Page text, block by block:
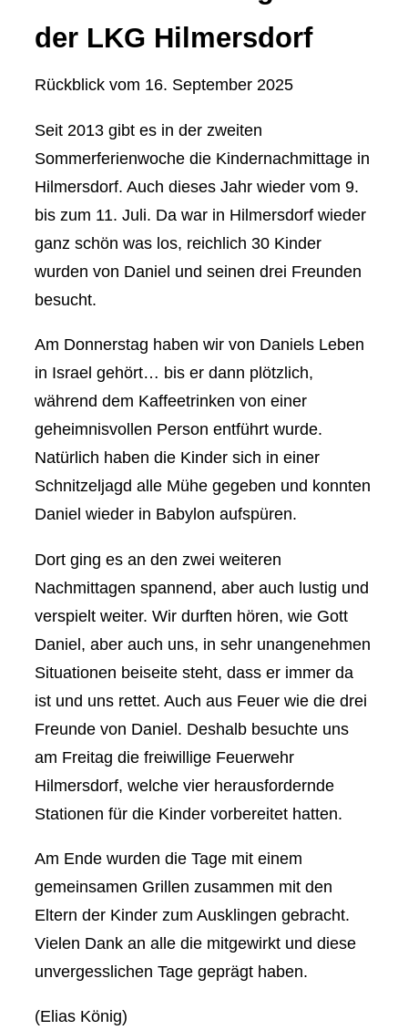
der LKG Hilmersdorf
Rückblick vom 16. September 2025
Seit 2013 gibt es in der zweiten
Sommerferienwoche die Kindernachmittage in
Hilmersdorf. Auch dieses Jahr wieder vom 9.
bis zum 11. Juli. Da war in Hilmersdorf wieder
ganz schön was los, reichlich 30 Kinder
wurden von Daniel und seinen drei Freunden
besucht.
Am Donnerstag haben wir von Daniels Leben
in Israel gehört… bis er dann plötzlich,
während dem Kaffeetrinken von einer
geheimnisvollen Person entführt wurde.
Natürlich haben die Kinder sich in einer
Schnitzeljagd alle Mühe gegeben und konnten
Daniel wieder in Babylon aufspüren.
Dort ging es an den zwei weiteren
Nachmittagen spannend, aber auch lustig und
verspielt weiter. Wir durften hören, wie Gott
Daniel, aber auch uns, in sehr unangenehmen
Situationen beiseite steht, dass er immer da
ist und uns rettet. Auch aus Feuer wie die drei
Freunde von Daniel. Deshalb besuchte uns
am Freitag die freiwillige Feuerwehr
Hilmersdorf, welche vier herausfordernde
Stationen für die Kinder vorbereitet hatten.
Am Ende wurden die Tage mit einem
gemeinsamen Grillen zusammen mit den
Eltern der Kinder zum Ausklingen gebracht.
Vielen Dank an alle die mitgewirkt und diese
unvergesslichen Tage geprägt haben.
(Elias König)